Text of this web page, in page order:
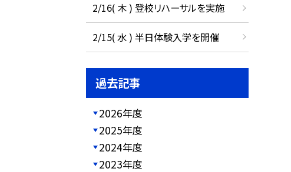
2/16( 木 ) 登校リハーサルを実施
2/15( 水 ) 半日体験入学を開催
過去記事
2026年度
2025年度
2024年度
2023年度